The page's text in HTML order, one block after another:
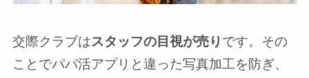
交際クラブはスタッフの目視が売り です。その
ことでパパ活アプリと違った写真加工を防ぎ、